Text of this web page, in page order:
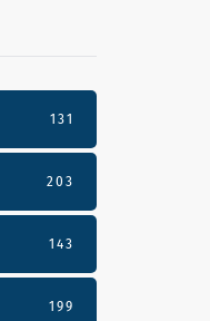
131
203
143
199